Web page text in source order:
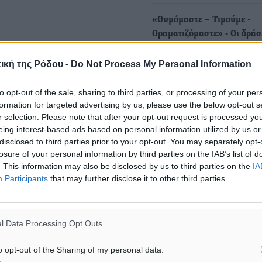
της Ρόδου - Do Not Process My Personal Information
opt-out of the sale, sharing to third parties, or processing of your
for targeted advertising by us, please use the below opt-out
selection. Please note that after your opt-out request is processed
interest-based ads based on personal information utilized by us
to third parties prior to your opt-out. You may separately
of your personal information by third parties on the IAB’s list of
This information may also be disclosed by us to third parties on the
Participants that may further disclose it to other third parties.
Data Processing Opt Outs
opt-out of the Sharing of my personal data.
Δερέμπεη, Κάρολος
Καραγκιουλές, Ηλίας
με κείμενο του
«Θυμόμαστε – Τιμούμε -
Οραματιζόμαστε» - Οι
200 χρόνια από το…
εκδηλώσεις για τα 200
το Ολοκαύτωμα του…
Τριήμερο εκδηλώσεων για
χρόνια από το
Κάσου
Κάσου στο πλαίσιο των